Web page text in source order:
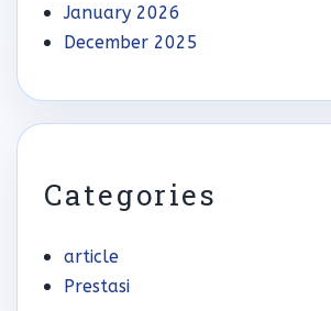
January 2026
December 2025
Categories
article
Prestasi